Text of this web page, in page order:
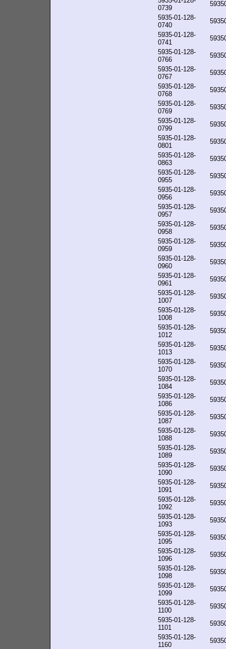
0739
5935-01-128-
0740
5935-01-128-
0741
5935-01-128-
0766
5935-01-128-
0767
5935-01-128-
0768
5935-01-128-
0769
5935-01-128-
0799
5935-01-128-
0801
5935-01-128-
0863
5935-01-128-
0955
5935-01-128-
0956
5935-01-128-
0957
5935-01-128-
0958
5935-01-128-
0959
5935-01-128-
0960
5935-01-128-
0961
5935-01-128-
1007
5935-01-128-
1008
5935-01-128-
1012
5935-01-128-
1013
5935-01-128-
1070
5935-01-128-
1084
5935-01-128-
1086
5935-01-128-
1087
5935-01-128-
1088
5935-01-128-
1089
5935-01-128-
1090
5935-01-128-
1091
5935-01-128-
1092
5935-01-128-
1093
5935-01-128-
1095
5935-01-128-
1096
5935-01-128-
1098
5935-01-128-
1099
5935-01-128-
1100
5935-01-128-
1101
5935-01-128-
1160